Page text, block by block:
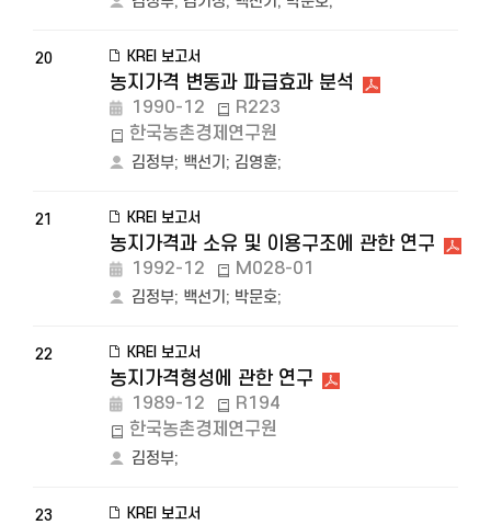
20 KREI 보고서
농지가격 변동과 파급효과 분석
1990-12
R223
한국농촌경제연구원
김정부; 백선기 ; 김영훈;
21 KREI 보고서
농지가격과 소유 및 이용구조에 관한 연구
1992-12 M028-01
김정부; 백선기 ; 박문호;
22 KREI 보고서
농지가격형성에 관한 연구
1989-12
R194
한국농촌경제연구원
김정부;
23 KREI 보고서